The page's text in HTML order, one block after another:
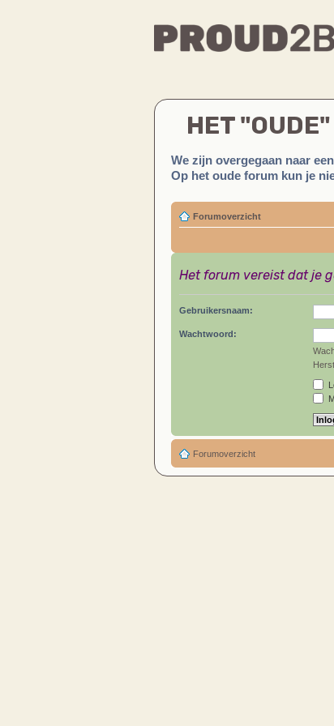
HET
We zijn overgegaan naar
Op het oude forum kun je
Forumoverzicht
Het forum vereist dat je
Gebruikersnaam:
Wachtwoord:
Forumoverzicht